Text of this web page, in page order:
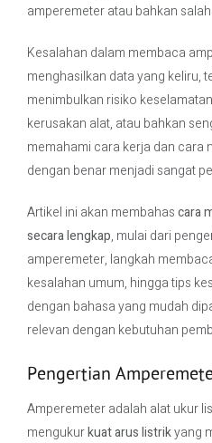
amperemeter atau bahkan
Kesalahan dalam membaca
menghasilkan data yang keliru,
menimbulkan risiko
kerusakan alat, atau bahkan
memahami cara kerja dan cara
dengan benar menjadi sangat
Artikel ini akan membahascara
secara lengkap, mulai dari
amperemeter, langkah
kesalahan umum, hingga tips
dengan bahasa yang mudah
relevan dengan kebutuhan
Pengertian
Amperemeter adalah alat ukur
mengukurkuat arus listrikyang